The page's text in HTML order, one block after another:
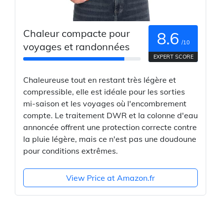
Chaleur compacte pour
voyages et randonnées
8.6 /10
EXPERT SCORE
Chaleureuse tout en restant très légère et
compressible, elle est idéale pour les sorties
mi-saison et les voyages où l'encombrement
compte. Le traitement DWR et la colonne d'eau
annoncée offrent une protection correcte contre
la pluie légère, mais ce n'est pas une doudoune
pour conditions extrêmes.
View Price at Amazon.fr